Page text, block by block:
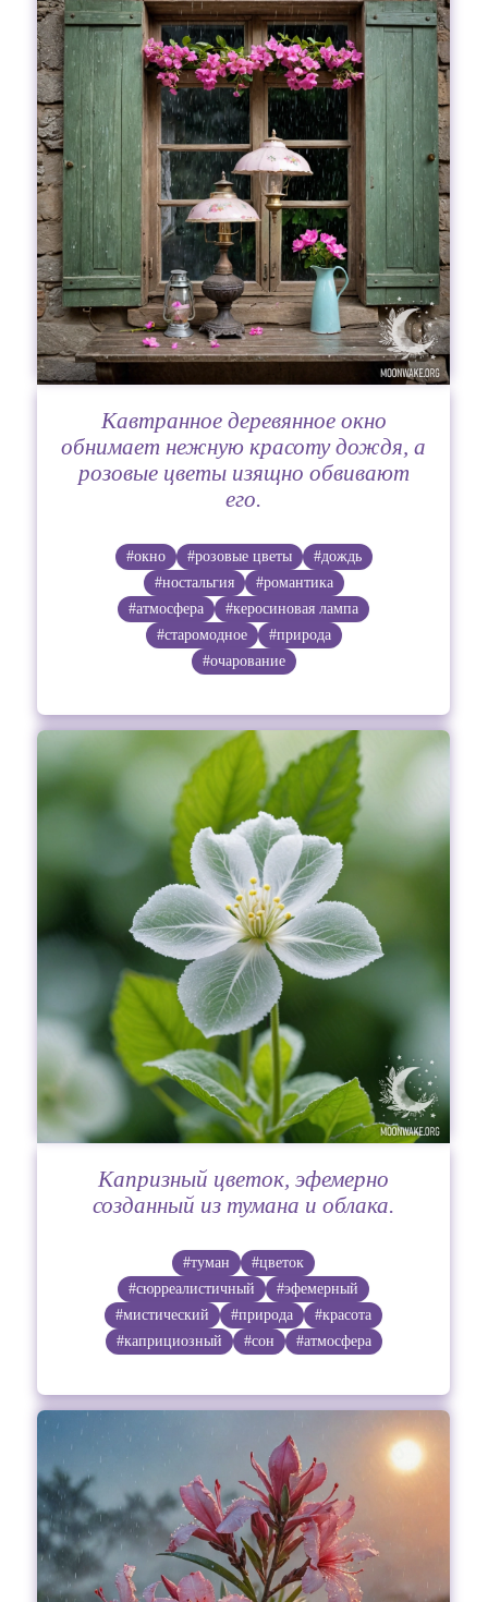
Кавтранное деревянное окно
обнимает нежную красоту дождя, а
розовые цветы изящно обвивают
его.
#окно #розовые цветы
#дождь
#ностальгия
#романтика
#атмосфера
#керосиновая лампа
#старомодное
#природа
#очарование
Капризный цветок, эфемерно
созданный из тумана и облака.
#туман
#цветок
#сюрреалистичный
#эфемерный
#мистический
#природа
#красота
#каприциозный
#сон #атмосфера